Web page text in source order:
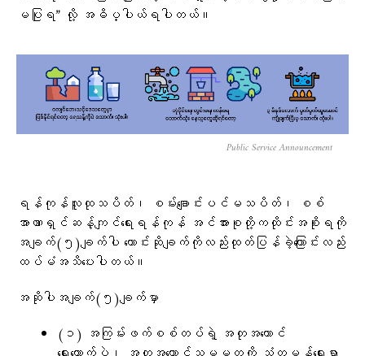
မပြုရ” လို့ အဓိပ္ပါယ်ရပါတယ်။
Public Service Announcement
ရန်ကုန်လူထုသပိတ်၊ စမ်းချောင်းပင်မသပိတ်၊ စစ်
အာဏာရှင်ဆန့်ကျင်ရေးရန်ကုန် အင်အားစုတို့ကထိုင်းအစိုးရကို
အချက်(၅)ချက်ပါ​ ​တောင်းဆိုချက်ကိုလည်းထုတ်ပြန်ခဲ့​ကြောင်းလည်း
ထပ်မံအသိ​ပေးပါတယ်။
အဆိုပါအချက်(၅)ချက်မှာ
(၁) အကြမ်းဖက်စစ်တပ်ရဲ့ အတုအယောင်